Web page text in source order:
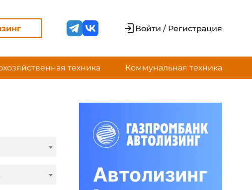
Войти / Регистрация
техника Коммунальная техника